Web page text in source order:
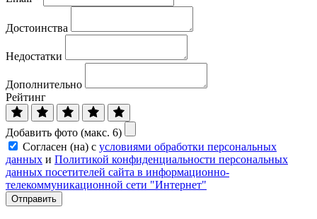
Достоинства
Недостатки
Дополнительно
Рейтинг
Добавить фото (макс. 6)
Согласен (на) с условиями обработки персональных
данных и Политикой конфиденциальности персональных
данных посетителей сайта в информационно-
телекоммуникационной сети "Интернет"
Отправить